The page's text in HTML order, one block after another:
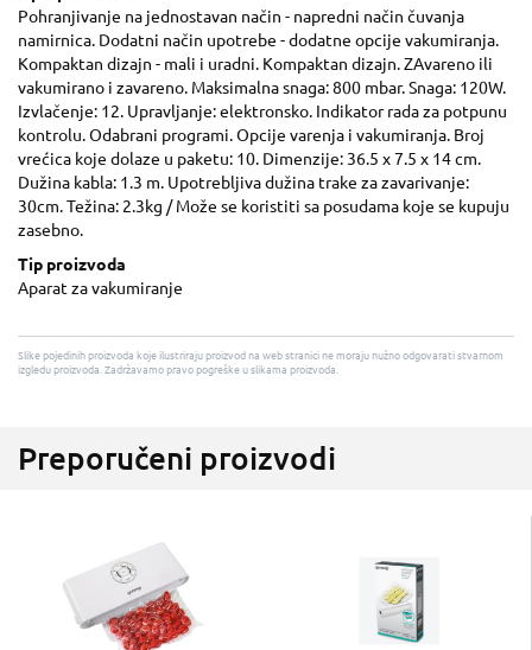
Pohranjivanje na jednostavan način - napredni način čuvanja
namirnica. Dodatni način upotrebe - dodatne opcije vakumiranja.
Kompaktan dizajn - mali i uradni. Kompaktan dizajn. ZAvareno ili
vakumirano i zavareno. Maksimalna snaga: 800 mbar. Snaga: 120W.
Izvlačenje: 12. Upravljanje: elektronsko. Indikator rada za potpunu
kontrolu. Odabrani programi. Opcije varenja i vakumiranja. Broj
vrećica koje dolaze u paketu: 10. Dimenzije: 36.5 x 7.5 x 14 cm.
Dužina kabla: 1.3 m. Upotrebljiva dužina trake za zavarivanje:
30cm. Težina: 2.3kg / Može se koristiti sa posudama koje se kupuju
zasebno.
Tip proizvoda
Aparat za vakumiranje
Slike pojedinih proizvoda koje ilustriraju proizvod na web stranici ne moraju nužno odgovarati stvarnom
izgledu proizvoda. Zadržavamo pravo pogreške u slikama proizvoda.
Preporučeni proizvodi